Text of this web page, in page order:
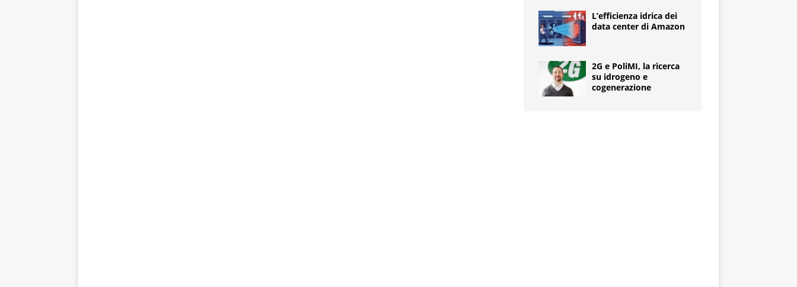
L’efficienza idrica dei
data center di Amazon
2G e PoliMI, la ricerca
su idrogeno e
cogenerazione